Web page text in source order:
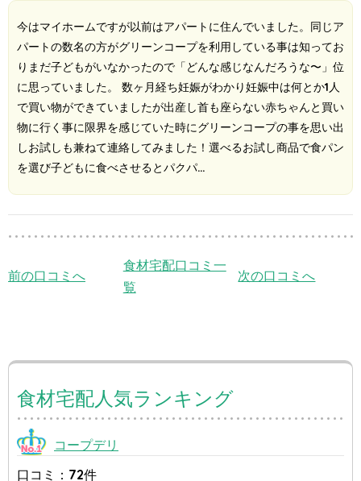
今はマイホームですが以前はアパートに住んでいました。同じア
パートの数名の方がグリーンコープを利用している事は知ってお
りまだ子どもがいなかったので「どんな感じなんだろうな〜」位
に思っていました。 数ヶ月経ち妊娠がわかり妊娠中は何とか1人
で買い物ができていましたが出産し首も座らない赤ちゃんと買い
物に行く事に限界を感じていた時にグリーンコープの事を思い出
しお試しも兼ねて連絡してみました！選べるお試し商品で食パン
を選び子どもに食べさせるとパクパ…
前の口コミへ
食材宅配口コミ一
覧
次の口コミへ
食材宅配人気ランキング
コープデリ
口コミ：72件